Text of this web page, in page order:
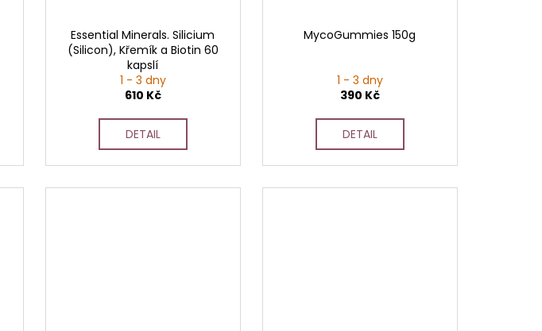
Essential Minerals. Silicium
(Silicon), Křemík a Biotin 60
kapslí
1 - 3 dny
610 Kč
DETAIL
MycoGummies 150g
1 - 3 dny
390 Kč
DETAIL